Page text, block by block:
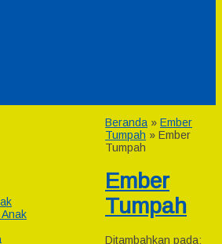
Beranda » Ember
Tumpah » Ember
Tumpah
Ember
Tumpah
Ditambahkan pada: